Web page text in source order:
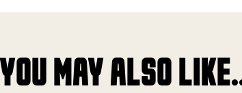
YOU MAY ALSO